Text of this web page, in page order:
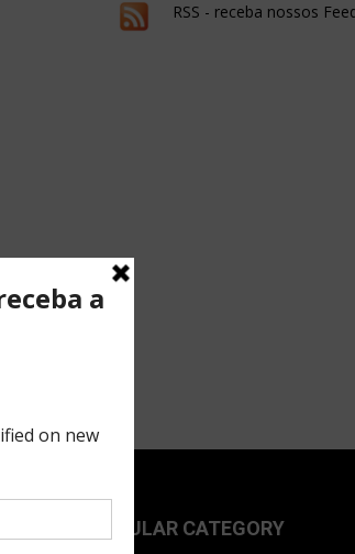
RSS - receba nossos
POPULAR CATEGORY